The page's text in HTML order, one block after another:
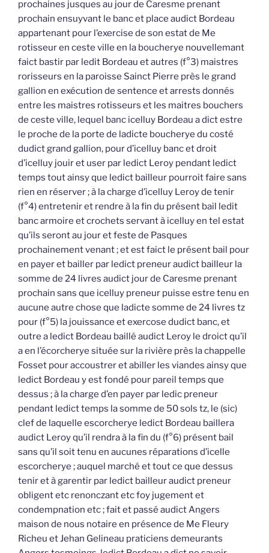
prochaines jusques au jour de Caresme prenant
prochain ensuyvant le banc et place audict Bordeau
appartenant pour l’exercise de son estat de Me
rotisseur en ceste ville en la boucherye nouvellemant
faict bastir par ledit Bordeau et autres (f°3) maistres
rorisseurs en la paroisse Sainct Pierre près le grand
gallion en exécution de sentence et arrests donnés
entre les maistres rotisseurs et les maitres bouchers
de ceste ville, lequel banc icelluy Bordeau a dict estre
le proche de la porte de ladicte boucherye du costé
dudict grand gallion, pour d’icelluy banc et droit
d’icelluy jouir et user par ledict Leroy pendant ledict
temps tout ainsy que ledict bailleur pourroit faire sans
rien en réserver ; à la charge d’icelluy Leroy de tenir
(f°4) entretenir et rendre à la fin du présent bail ledit
banc armoire et crochets servant à icelluy en tel estat
qu’ils seront au jour et feste de Pasques
prochainement venant ; et est faict le présent bail pour
en payer et bailler par ledict preneur audict bailleur la
somme de 24 livres audict jour de Caresme prenant
prochain sans que icelluy preneur puisse estre tenu en
aucune autre chose que ladicte somme de 24 livres tz
pour (f°5) la jouissance et exercose dudict banc, et
outre a ledict Bordeau baillé audict Leroy le droict qu’il
a en l’écorcherye située sur la rivière près la chappelle
Fosset pour accoustrer et abiller les viandes ainsy que
ledict Bordeau y est fondé pour pareil temps que
dessus ; à la charge d’en payer par ledic preneur
pendant ledict temps la somme de 50 sols tz, le (sic)
clef de laquelle escorcherye ledict Bordeau baillera
audict Leroy qu’il rendra à la fin du (f°6) présent bail
sans qu’il soit tenu en aucunes réparations d’icelle
escorcherye ; auquel marché et tout ce que dessus
tenir et à garentir par ledict bailleur audict preneur
obligent etc renonczant etc foy jugement et
condempnation etc ; fait et passé audict Angers
maison de nous notaire en présence de Me Fleury
Richeu et Jehan Gelineau praticiens demeurants